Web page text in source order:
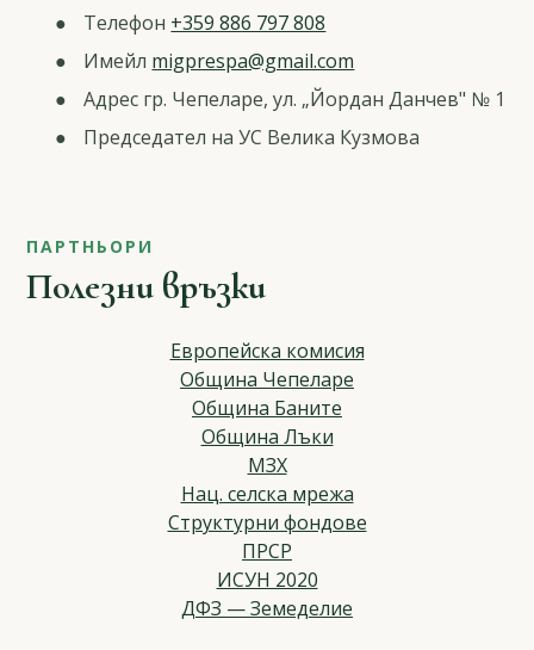
Телефон +359 886 797 808
Имейл migprespa@gmail.com
Адрес гр. Чепеларе, ул. „Йордан Данчев" № 1
Председател на УС Велика Кузмова
ПАРТНЬОРИ
Полезни връзки
Европейска комисия
Община Чепеларе
Община Баните
Община Лъки
МЗХ
Нац. селска мрежа
Структурни фондове
ПРСР
ИСУН 2020
ДФЗ — Земеделие